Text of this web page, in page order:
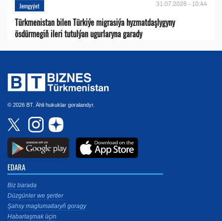
Jemgyýet 31.07.2026 - 10:44
Türkmenistan bilen Türkiýe migrasiýa hyzmatdaşlygyny
ösdürmegiň ileri tutulýan ugurlaryna garady
© 2026 BT. Ähli hukuklar goralandyr.
EDARA
Biz barada
Düzgünler we şertler
Şahsy maglumatlaryň goragy
Habarlaşmak üçin